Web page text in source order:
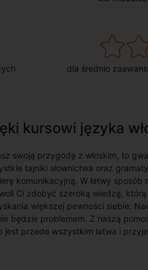
dla średnio
kursowi języka
swoją przygodę z włoskim, to
tajniki słownictwa oraz
komunikacyjną. W łatwy
Ci zdobyć szeroką wiedzę,
większej pewności siebie.
będzie problemem. Z naszą
jest przede wszystkim łatwa i